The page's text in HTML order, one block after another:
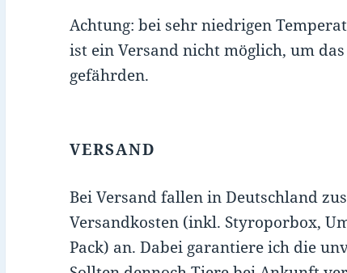
Achtung: bei sehr niedrigen
ist ein Versand nicht möglich, um
gefährden.
VERSAND
Bei Versand fallen in Deutschland
Versandkosten (inkl. Styroporbox,
Pack) an. Dabei garantiere ich die